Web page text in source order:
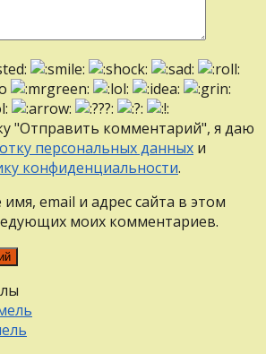
"Отправить комментарий", я даю
персональных данных и
конфиденциальности.
email и адрес сайта в этом
моих комментариев.